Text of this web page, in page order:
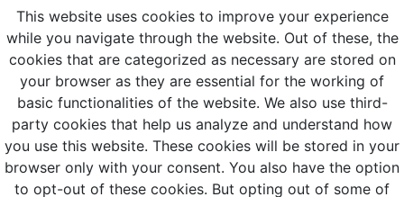
This website uses cookies to improve your experience
while you navigate through the website. Out of these, the
cookies that are categorized as necessary are stored on
your browser as they are essential for the working of
basic functionalities of the website. We also use third-
party cookies that help us analyze and understand how
you use this website. These cookies will be stored in your
browser only with your consent. You also have the option
to opt-out of these cookies. But opting out of some of